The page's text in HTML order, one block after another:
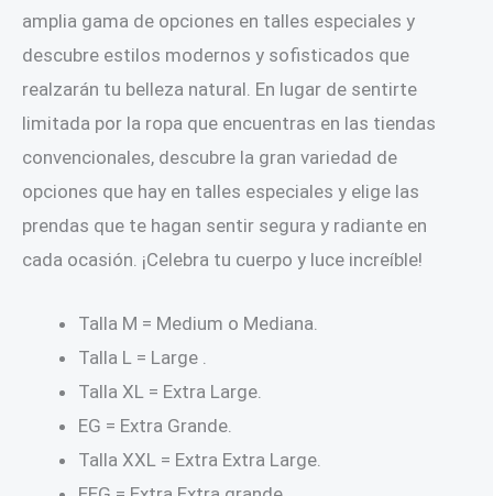
amplia gama de opciones en talles especiales y
descubre estilos modernos y sofisticados que
realzarán tu belleza natural. En lugar de sentirte
limitada por la ropa que encuentras en las tiendas
convencionales, descubre la gran variedad de
opciones que hay en talles especiales y elige las
prendas que te hagan sentir segura y radiante en
cada ocasión. ¡Celebra tu cuerpo y luce increíble!
Talla M = Medium o Mediana.
Talla L = Large .
Talla XL = Extra Large.
EG = Extra Grande.
Talla XXL = Extra Extra Large.